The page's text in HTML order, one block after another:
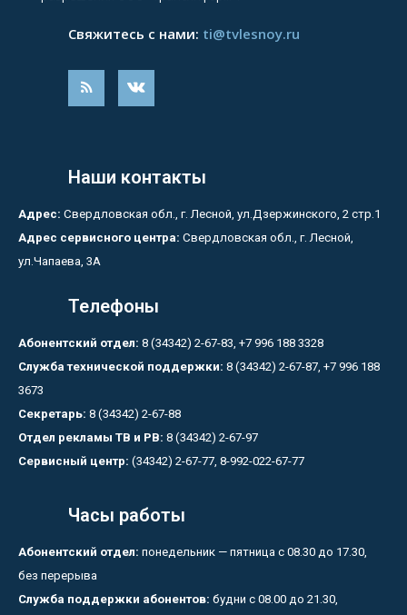
Свяжитесь с нами: ti@tvlesnoy.ru
Наши контакты
Адрес: Свердловская обл., г. Лесной, ул.Дзержинского, 2 стр.1
Адрес сервисного центра: Свердловская обл., г. Лесной,
ул.Чапаева, 3А
Телефоны
Абонентский отдел: 8 (34342) 2-67-83, +7 996 188 3328
Служба технической поддержки: 8 (34342) 2-67-87, +7 996 188
3673
Секретарь: 8 (34342) 2-67-88
Отдел рекламы ТВ и РВ: 8 (34342) 2-67-97
Сервисный центр: (34342) 2-67-77, 8-992-022-67-77
Часы работы
Абонентский отдел: понедельник — пятница с 08.30 до 17.30,
без перерыва
Служба поддержки абонентов: будни с 08.00 до 21.30,